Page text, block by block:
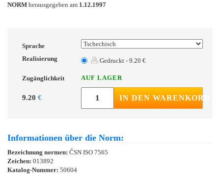
NORM herausgegeben am 1.12.1997
Sprache
Realisierung
Gedruckt - 9.20 €
Zugänglichkeit AUF LAGER
9.20 € IN DEN WARENKORB
Informationen über die Norm:
Bezeichnung normen: ČSN ISO 7565
Zeichen: 013892
Katalog-Nummer: 50604